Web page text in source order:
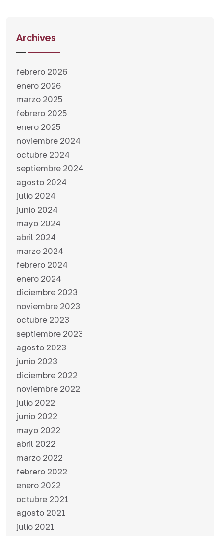
Archives
febrero 2026
enero 2026
marzo 2025
febrero 2025
enero 2025
noviembre 2024
octubre 2024
septiembre 2024
agosto 2024
julio 2024
junio 2024
mayo 2024
abril 2024
marzo 2024
febrero 2024
enero 2024
diciembre 2023
noviembre 2023
octubre 2023
septiembre 2023
agosto 2023
junio 2023
diciembre 2022
noviembre 2022
julio 2022
junio 2022
mayo 2022
abril 2022
marzo 2022
febrero 2022
enero 2022
octubre 2021
agosto 2021
julio 2021